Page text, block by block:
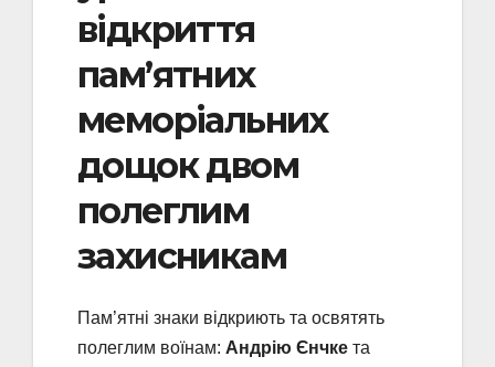
відкриття
пам’ятних
меморіальних
дощок двом
полеглим
захисникам
Пам’ятні знаки відкриють та освятять
полеглим воїнам: Андрію Єнчке та